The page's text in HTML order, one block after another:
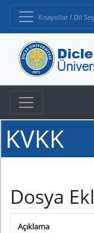
Kısayollar / Dil
KVKK
Dosya
Açıklama